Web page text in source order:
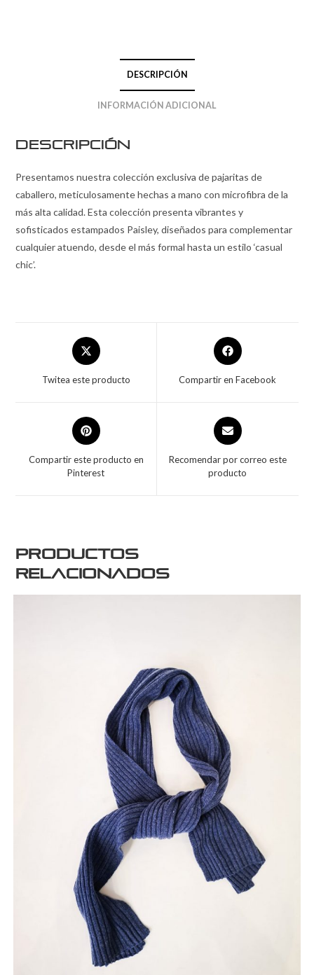
DESCRIPCIÓN
INFORMACIÓN ADICIONAL
Descripción
Presentamos nuestra colección exclusiva de pajaritas de
caballero, meticulosamente hechas a mano con microfibra de la
más alta calidad. Esta colección presenta vibrantes y
sofisticados estampados Paisley, diseñados para complementar
cualquier atuendo, desde el más formal hasta un estilo ‘casual
chic’.
Twitea este producto Compartir en Facebook
Compartir este producto en
Pinterest
Recomendar por correo este
producto
Productos
relacionados